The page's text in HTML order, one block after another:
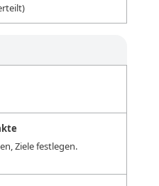
Ziele festlegen.